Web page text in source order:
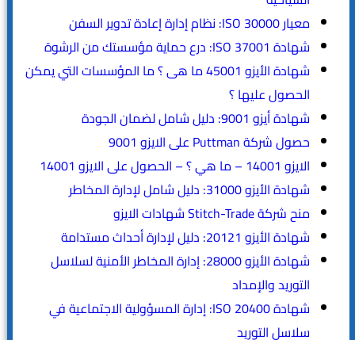
معيار ISO 30000: نظام إدارة إعادة تدوير السفن
شهادة ISO 37001: درع حماية مؤسستك من الرشوة
شهادة الأيزو 45001 ما هى ؟ ما المؤسسات التي يمكن
الحصول عليها ؟
شهادة أيزو 9001: دليل شامل لضمان الجودة
حصول شركة Puttman على الايزو 9001
الايزو 14001 – ما هي ؟ – الحصول على الايزو 14001
شهادة الأيزو 31000: دليل شامل لإدارة المخاطر
منح شركة Stitch-Trade شهادات الايزو
شهادة الأيزو 20121: دليل لإدارة أحداث مستدامة
شهادة الأيزو 28000: إدارة المخاطر الأمنية لسلاسل
التوريد والإمداد
شهادة ISO 20400: إدارة المسؤولية الاجتماعية في
سلاسل التوريد